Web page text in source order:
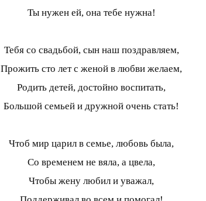
Ты нужен ей, она тебе нужна!
Тебя со свадьбой, сын наш поздравляем,
Прожить сто лет с женой в любви желаем,
Родить детей, достойно воспитать,
Большой семьей и дружной очень стать!
Чтоб мир царил в семье, любовь была,
Со временем не вяла, а цвела,
Чтобы жену любил и уважал,